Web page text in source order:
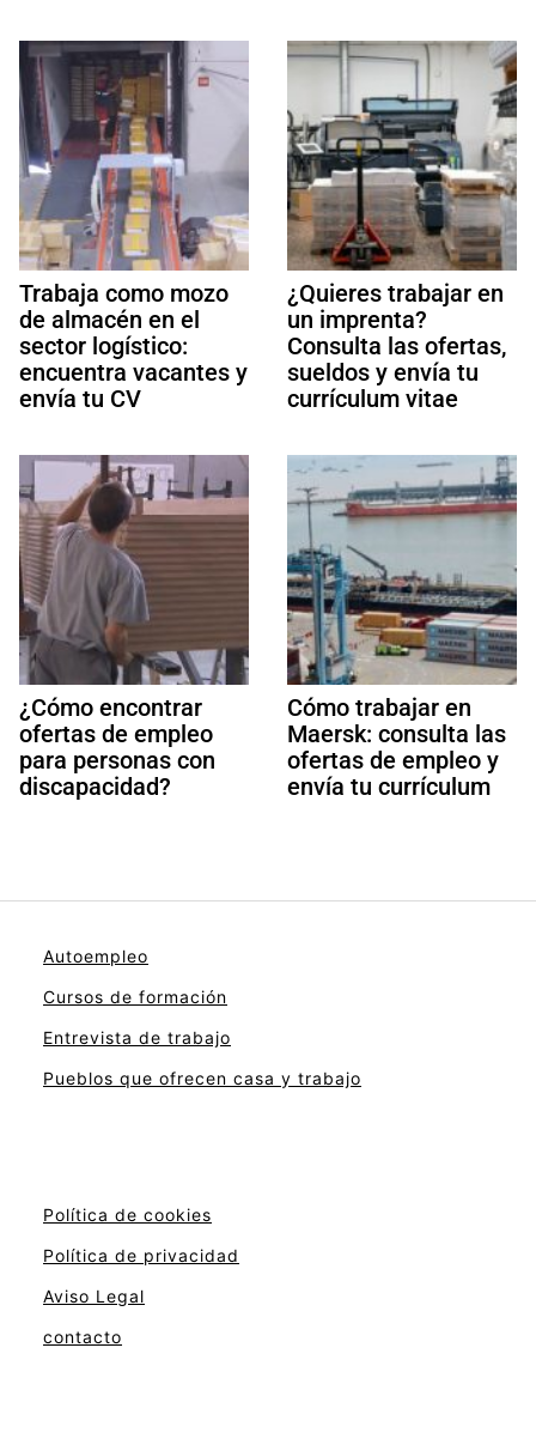
Trabaja como mozo
de almacén en el
sector logístico:
encuentra vacantes y
envía tu CV
¿Quieres trabajar en
un imprenta?
Consulta las ofertas,
sueldos y envía tu
currículum vitae
¿Cómo encontrar
ofertas de empleo
para personas con
discapacidad?
Cómo trabajar en
Maersk: consulta las
ofertas de empleo y
envía tu currículum
Autoempleo
Cursos de formación
Entrevista de trabajo
Pueblos que ofrecen casa y trabajo
Política de cookies
Política de privacidad
Aviso Legal
contacto